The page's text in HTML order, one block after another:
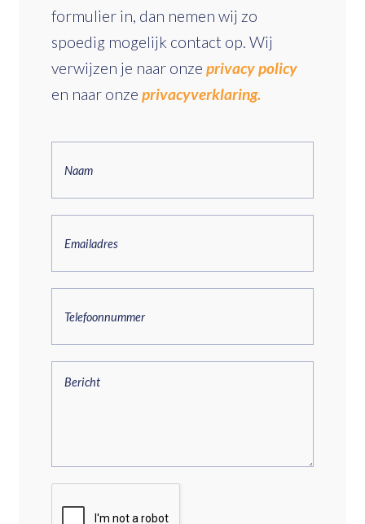
formulier in, dan nemen wij zo
spoedig mogelijk contact op. Wij
verwijzen je naar onze privacy policy
en naar onze privacyverklaring.